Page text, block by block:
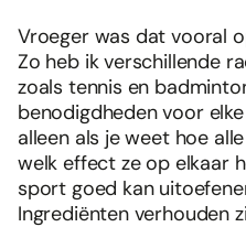
Vroeger was dat vooral
Zo heb ik verschillende
zoals tennis en
benodigdheden voor
alleen als je weet hoe
welk effect ze op elkaar
sport goed kan
Ingrediënten verhouden